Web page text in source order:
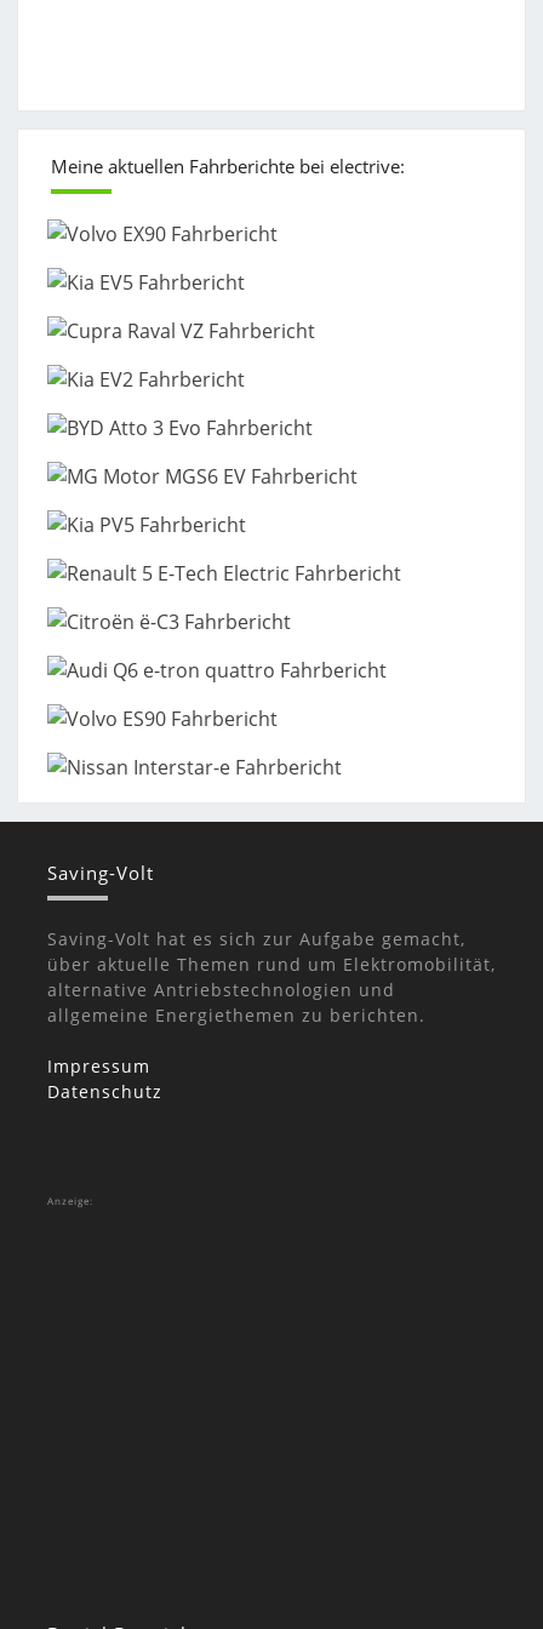
Meine aktuellen Fahrberichte bei electrive:
Saving-Volt
Saving-Volt hat es sich zur Aufgabe gemacht,
über aktuelle Themen rund um Elektromobilität,
alternative Antriebstechnologien und
allgemeine Energiethemen zu berichten.
Impressum
Datenschutz
Anzeige: